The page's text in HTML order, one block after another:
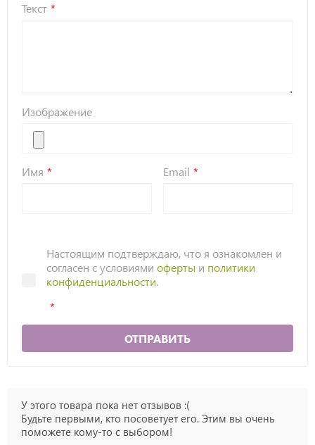
Текст
Изображение
Имя Email
Настоящим подтверждаю, что я ознакомлен и
согласен с условиями оферты и политики
конфиденциальности.
ОТПРАВИТЬ
У этого товара пока нет отзывов :(
Будьте первыми, кто посоветует его. Этим вы очень
поможете кому-то с выбором!